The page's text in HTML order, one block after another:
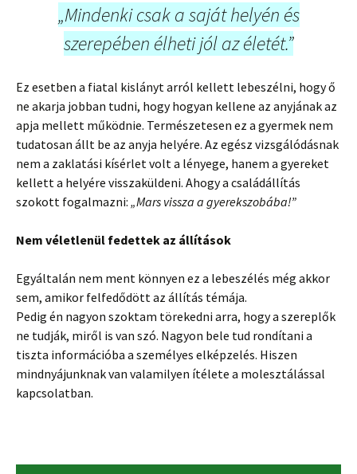
„Mindenki csak a saját helyén és
szerepében élheti jól az életét.”
Ez esetben a fiatal kislányt arról kellett lebeszélni, hogy ő
ne akarja jobban tudni, hogy hogyan kellene az anyjának az
apja mellett működnie. Természetesen ez a gyermek nem
tudatosan állt be az anyja helyére. Az egész vizsgálódásnak
nem a zaklatási kísérlet volt a lényege, hanem a gyereket
kellett a helyére visszaküldeni. Ahogy a családállítás
szokott fogalmazni: „Mars vissza a gyerekszobába!”
Nem véletlenül fedettek az állítások
Egyáltalán nem ment könnyen ez a lebeszélés még akkor
sem, amikor felfedődött az állítás témája.
Pedig én nagyon szoktam törekedni arra, hogy a szereplők
ne tudják, miről is van szó. Nagyon bele tud rondítani a
tiszta információba a személyes elképzelés. Hiszen
mindnyájunknak van valamilyen ítélete a molesztálással
kapcsolatban.